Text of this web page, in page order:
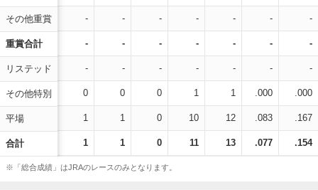
その他重賞
重賞合計
リステッド
その他特別
平場
合計
- - - - - - -
- - - - - - -
- - - - - - -
0 0 0 1 1 .000 .000
1 1 0 10 12 .083 .167
1 1 0 11 13 .077 .154
※「総合成績」はJRAのレースのみとなります。